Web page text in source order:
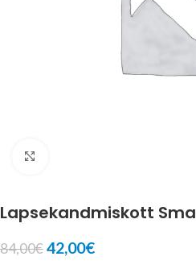
Lapsekandmiskott
84,00€42,00€